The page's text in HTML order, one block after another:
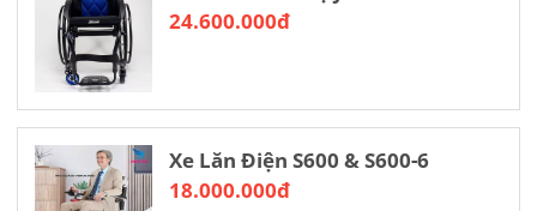
24.600.000đ
Xe Lăn Điện S600 & S600-6
18.000.000đ